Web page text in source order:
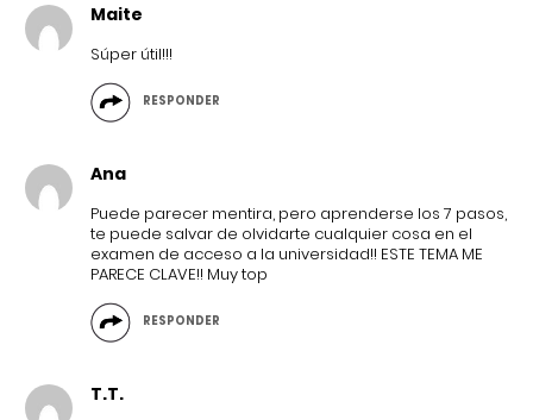
Maite
Súper útil!!!
RESPONDER
Ana
Puede parecer mentira, pero aprenderse los 7 pasos,
te puede salvar de olvidarte cualquier cosa en el
examen de acceso a la universidad!! ESTE TEMA ME
PARECE CLAVE!! Muy top
RESPONDER
T.T.